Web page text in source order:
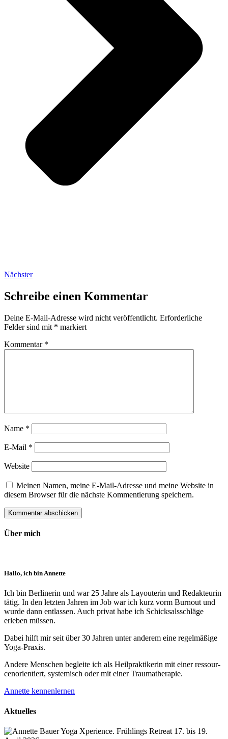
Nächster
Schreibe einen Kommentar
Deine E-Mail-Adresse wird nicht veröffentlicht. Erforderliche
Felder sind mit * markiert
Kommentar *
Name *
E-Mail *
Website
Meinen Namen, meine E-Mail-Adresse und meine Website in
diesem Browser für die nächste Kommentierung speichern.
Über mich
Hallo, ich bin Annette
Ich bin Berlinerin und war 25 Jahre als Layouterin und Redak­teurin
tätig. In den letzten Jahren im Job war ich kurz vorm Burnout und
wurde dann ent­lassen. Auch privat habe ich Schick­sals­schläge
erleben müssen.
Dabei hilft mir seit über 30 Jahren unter anderem eine regelmäßige
Yoga-Praxis.
Andere Menschen begleite ich als Heil­prakti­kerin mit einer ressour­
cenorien­tiert, systemisch oder mit einer Trauma­therapie.
Annette kennenlernen
Aktuelles